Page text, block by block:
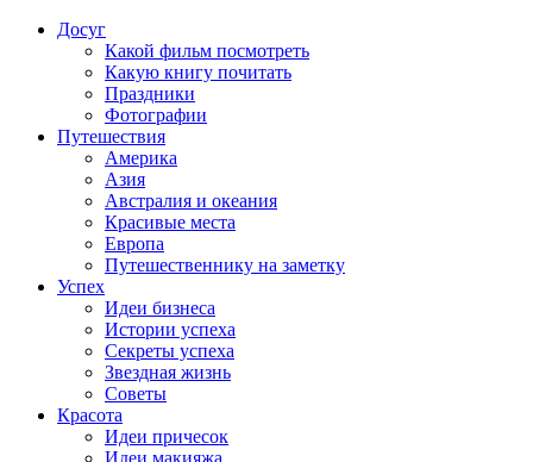
Досуг
Какой фильм посмотреть
Какую книгу почитать
Праздники
Фотографии
Путешествия
Америка
Азия
Австралия и океания
Красивые места
Европа
Путешественнику на заметку
Успех
Идеи бизнеса
Истории успеха
Секреты успеха
Звездная жизнь
Советы
Красота
Идеи причесок
Идеи макияжа